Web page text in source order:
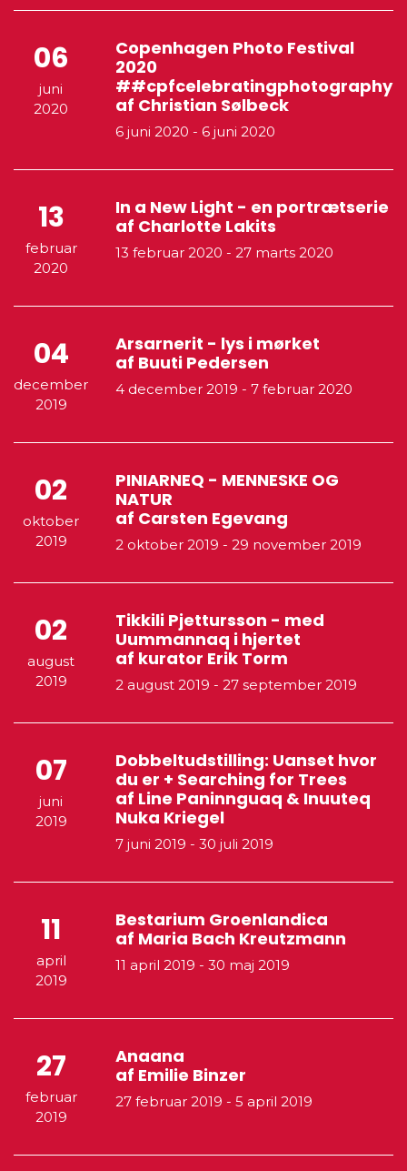
06
juni
2020
Copenhagen Photo Festival
2020
##cpfcelebratingphotography
af Christian Sølbeck
6 juni 2020 - 6 juni 2020
13
februar
2020
In a New Light - en portrætserie
af Charlotte Lakits
13 februar 2020 - 27 marts 2020
04
december
2019
Arsarnerit - lys i mørket
af Buuti Pedersen
4 december 2019 - 7 februar 2020
02
oktober
2019
PINIARNEQ - MENNESKE OG
NATUR
af Carsten Egevang
2 oktober 2019 - 29 november 2019
02
august
2019
Tikkili Pjettursson - med
Uummannaq i hjertet
af kurator Erik Torm
2 august 2019 - 27 september 2019
07
juni
2019
Dobbeltudstilling: Uanset hvor
du er + Searching for Trees
af Line Paninnguaq & Inuuteq
Nuka Kriegel
7 juni 2019 - 30 juli 2019
11
april
2019
Bestarium Groenlandica
af Maria Bach Kreutzmann
11 april 2019 - 30 maj 2019
27
februar
2019
Anaana
af Emilie Binzer
27 februar 2019 - 5 april 2019